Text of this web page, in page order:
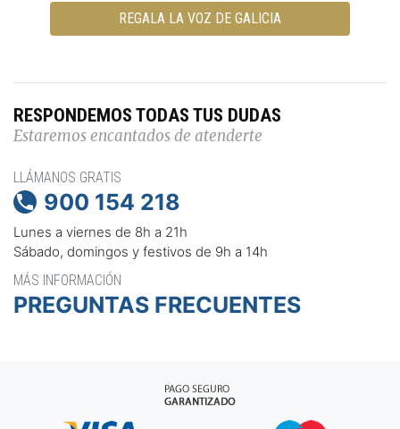
REGALA LA VOZ DE GALICIA
RESPONDEMOS TODAS TUS DUDAS
Estaremos encantados de atenderte
LLÁMANOS GRATIS
 900 154 218
Lunes a viernes de 8h a 21h
Sábado, domingos y festivos de 9h a 14h
MÁS INFORMACIÓN
PREGUNTAS FRECUENTES